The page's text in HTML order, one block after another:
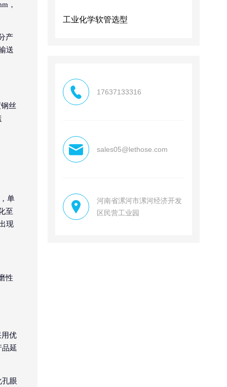
，
产
送
丝
单
至
现
性
优
品延
孔眼
工业化学软管选型
17637133316
sales05@lethose.com
河南省漯河市漯河经济开发
区民营工业园